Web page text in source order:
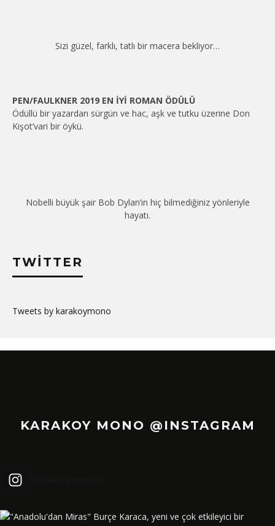
Sizi güzel, farklı, tatlı bir macera bekliyor…
PEN/FAULKNER 2019 EN İYİ ROMAN ÖDÜLÜ
Ödüllü bir yazardan sürgün ve hac, aşk ve tutku üzerine Don
Kişot’vari bir öykü.
Nobelli büyük şair Bob Dylan’ın hiç bilmediğiniz yönleriyle
hayatı.
TWITTER
Tweets by karakoymono
KARAKOY MONO @INSTAGRAM